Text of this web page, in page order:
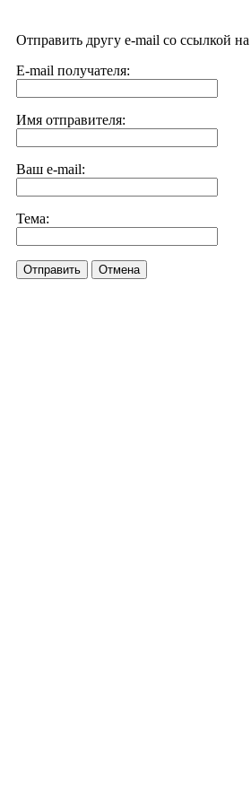
Отправить другу e-mail со ссылкой
E-mail получателя:
Имя отправителя:
Ваш e-mail:
Тема:
Отправить Отмена